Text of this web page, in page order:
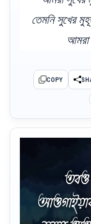
তেমনি সুখের
আমরা
COPY
তবও